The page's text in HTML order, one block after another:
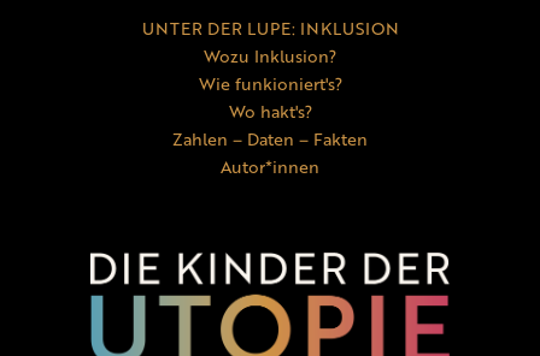
UNTER DER LUPE: INKLUSION
Wozu Inklusion?
Wie funkioniert's?
Wo hakt's?
Zahlen – Daten – Fakten
Autor*innen